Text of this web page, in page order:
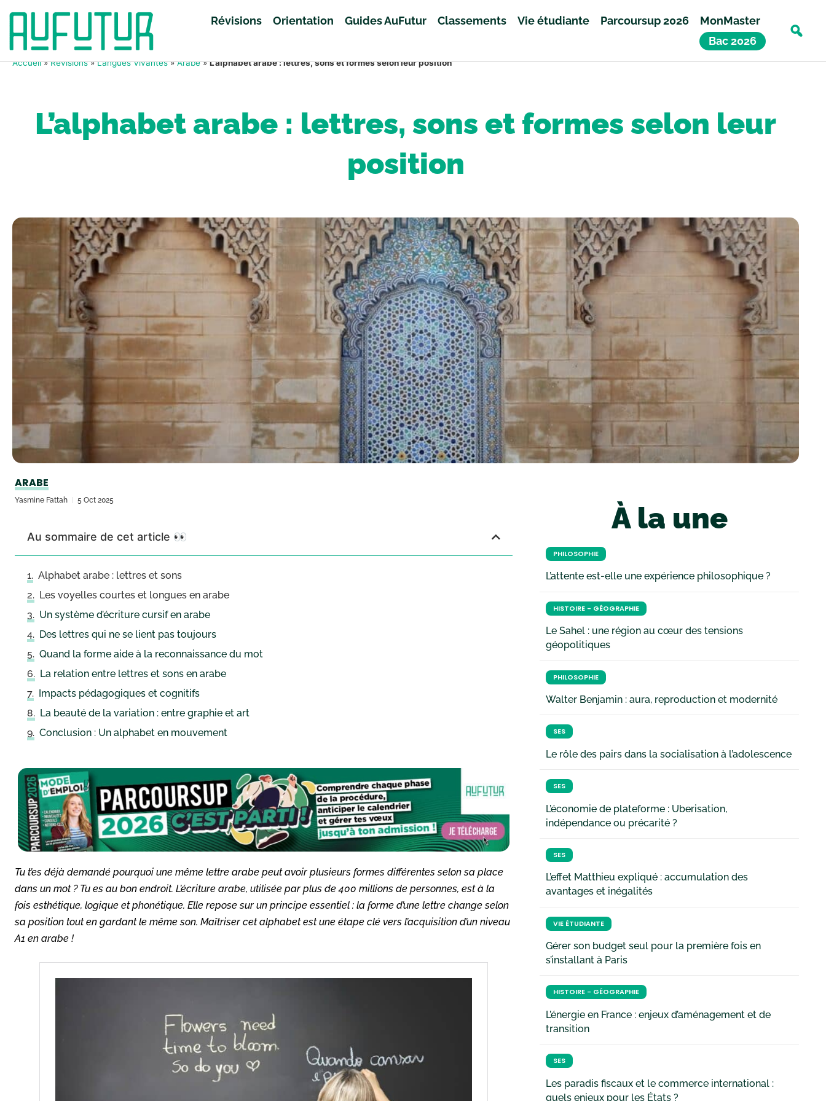
Révisions Orientation Guides AuFutur Classements Vie étudiante Parcoursup 2026
MonMaster
Bac 2026
Accueil»Révisions»Langues Vivantes»Arabe»L’alphabet arabe : lettres, sons et formes selon leur position
L’alphabet arabe : lettres, sons et formes selon leur
position
ARABE
Yasmine Fattah 5 Oct 2025
Au sommaire de cet article 👀
Alphabet arabe : lettres et sons
Les voyelles courtes et longues en arabe
Un système d’écriture cursif en arabe
Des lettres qui ne se lient pas toujours
Quand la forme aide à la reconnaissance du mot
La relation entre lettres et sons en arabe
Impacts pédagogiques et cognitifs
La beauté de la variation : entre graphie et art
Conclusion : Un alphabet en mouvement
Tu t’es déjà demandé pourquoi une même lettre arabe peut avoir plusieurs formes différentes selon sa place
dans un mot ? Tu es au bon endroit. L’écriture arabe, utilisée par plus de 400 millions de personnes, est à la
fois esthétique, logique et phonétique. Elle repose sur un principe essentiel : la forme d’une lettre change selon
sa position tout en gardant le même son. Maîtriser cet alphabet est une étape clé vers l’acquisition d’un niveau
A1 en arabe !
À la une
PHILOSOPHIE
L’attente est-elle une expérience philosophique ?
HISTOIRE - GÉOGRAPHIE
Le Sahel : une région au cœur des tensions
géopolitiques
PHILOSOPHIE
Walter Benjamin : aura, reproduction et modernité
SES
Le rôle des pairs dans la socialisation à l’adolescence
SES
L’économie de plateforme : Uberisation,
indépendance ou précarité ?
SES
L’effet Matthieu expliqué : accumulation des
avantages et inégalités
VIE ÉTUDIANTE
Gérer son budget seul pour la première fois en
s’installant à Paris
HISTOIRE - GÉOGRAPHIE
L’énergie en France : enjeux d’aménagement et de
transition
SES
Les paradis fiscaux et le commerce international :
quels enjeux pour les États ?